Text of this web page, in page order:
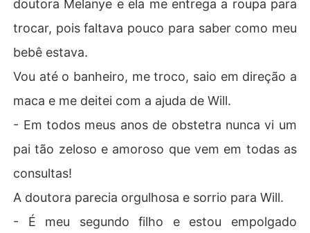
doutora Melanye e ela me entrega a roupa para
trocar, pois faltava pouco para saber como meu
bebê estava.
Vou até o banheiro, me troco, saio em direção a
maca e me deitei com a ajuda de Will.
- Em todos meus anos de obstetra nunca vi um
pai tão zeloso e amoroso que vem em todas as
consultas!
A doutora parecia orgulhosa e sorrio para Will.
- É meu segundo filho e estou empolgado